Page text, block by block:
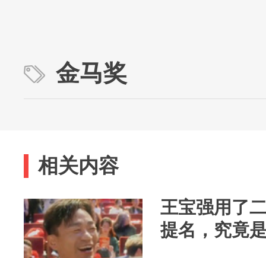
金马奖
相关内容
王宝强用了
提名，究竟